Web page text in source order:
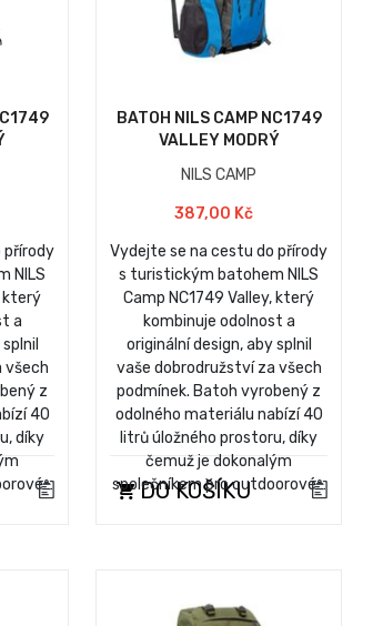
přírody
NILS
který
a
všech
z
40
díky
BATOH NILS CAMP NC1749
VALLEY MODRÝ
NILS CAMP
387,00 Kč
Vydejte se na cestu do přírody
s turistickým batohem NILS
Camp NC1749 Valley, který
kombinuje odolnost a
originální design, aby splnil
vaše dobrodružství za všech
podmínek. Batoh vyrobený z
odolného materiálu nabízí 40
litrů úložného prostoru, díky
čemuž je dokonalým
společníkem pro outdoorové…
DO KOŠÍKU